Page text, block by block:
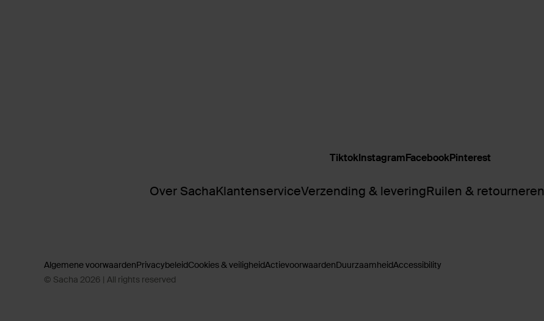
Over SachaKlantenserviceVerzending & leveringRuilen & retourneren
TiktokInstagramFacebookPinterest
Algemene voorwaardenPrivacybeleidCookies & veiligheidActievoorwaardenDuurzaamheidAccessibility
© Sacha 2026 | All rights reserved